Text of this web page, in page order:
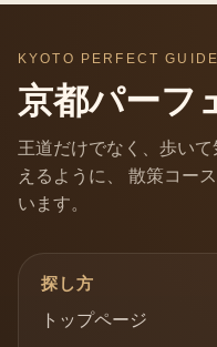
KYOTO PERFECT GUIDE
京都パーフ
王道だけでなく、歩い
えるように、 散策コー
います。
探し方
トップページ